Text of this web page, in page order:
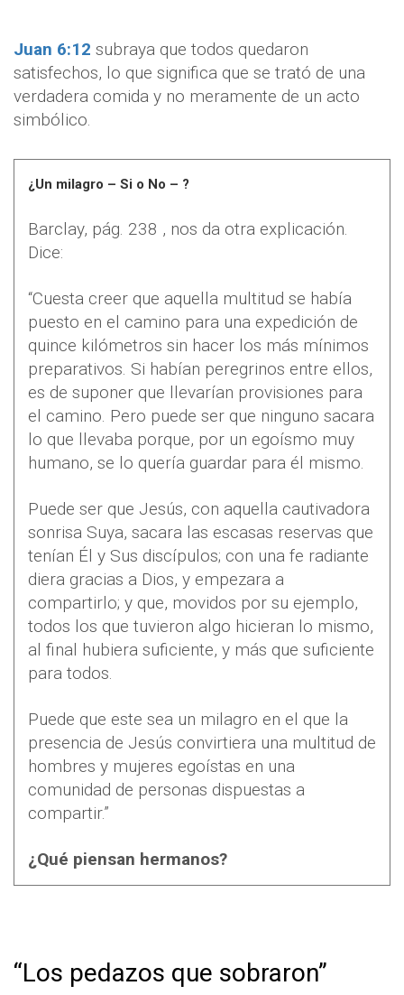
Juan 6:12 subraya que todos quedaron
satisfechos, lo que significa que se trató de una
verdadera comida y no meramente de un acto
simbólico.
¿Un milagro – Si o No – ?
Barclay, pág. 238 , nos da otra explicación.
Dice:
“Cuesta creer que aquella multitud se había
puesto en el camino para una expedición de
quince kilómetros sin hacer los más mínimos
preparativos. Si habían peregrinos entre ellos,
es de suponer que llevarían provisiones para
el camino. Pero puede ser que ninguno sacara
lo que llevaba porque, por un egoísmo muy
humano, se lo quería guardar para él mismo.
Puede ser que Jesús, con aquella cautivadora
sonrisa Suya, sacara las escasas reservas que
tenían Él y Sus discípulos; con una fe radiante
diera gracias a Dios, y empezara a
compartirlo; y que, movidos por su ejemplo,
todos los que tuvieron algo hicieran lo mismo,
al final hubiera suficiente, y más que suficiente
para todos.
Puede que este sea un milagro en el que la
presencia de Jesús convirtiera una multitud de
hombres y mujeres egoístas en una
comunidad de personas dispuestas a
compartir.”
¿Qué piensan hermanos?
“Los pedazos que sobraron”